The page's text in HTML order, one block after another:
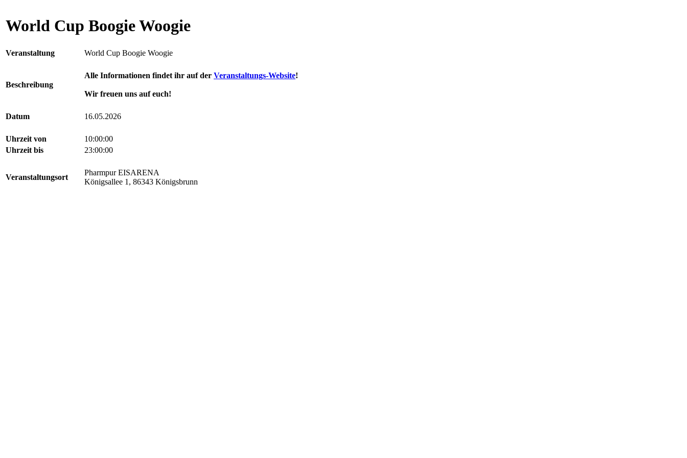
World Cup Boogie Woogie
Veranstaltung World Cup Boogie Woogie
Beschreibung
Alle Informationen findet ihr auf der Veranstaltungs-Website!
Wir freuen uns auf euch!
Datum 16.05.2026
Uhrzeit von
10:00:00
Uhrzeit bis
23:00:00
Veranstaltungsort
Pharmpur EISARENA
Königsallee 1, 86343 Königsbrunn